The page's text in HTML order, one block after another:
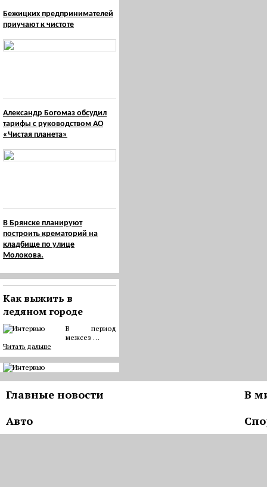
Бежицких предпринимателей
приучают к чистоте
Александр Богомаз обсудил
тарифы с руководством АО
«Чистая планета»
В Брянске планируют
построить крематорий на
кладбище по улице
Молокова.
Как выжить в
ледяном городе
В период
межсез …
Читать дальше
Главные новости
В
Авто